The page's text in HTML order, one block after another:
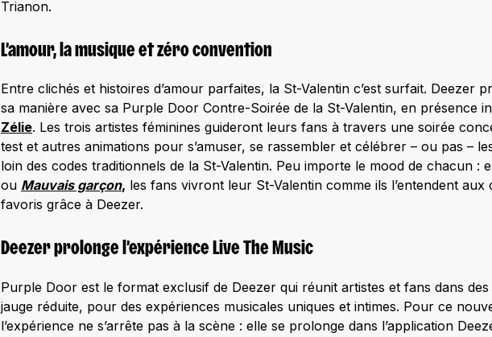
Trianon.
L’amour, la musique et zéro convention
Entre clichés et histoires d’amour parfaites, la St-Valentin c’est surfait. Deezer
sa manière avec sa Purple Door Contre-Soirée de la St-Valentin, en présence
Zélie. Les trois artistes féminines guideront leurs fans à travers une soirée
test et autres animations pour s’amuser, se rassembler et célébrer – ou pas –
loin des codes traditionnels de la St-Valentin. Peu importe le mood de chacun :
ou Mauvais garçon, les fans vivront leur St-Valentin comme ils l’entendent aux
favoris grâce à Deezer.
Deezer prolonge l’expérience Live The Music
Purple Door est le format exclusif de Deezer qui réunit artistes et fans dans
jauge réduite, pour des expériences musicales uniques et intimes. Pour ce
l’expérience ne s’arrête pas à la scène : elle se prolonge dans l’application